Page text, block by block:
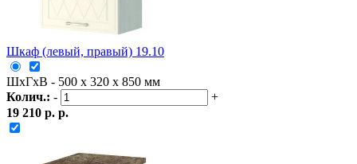
Шкаф (левый, правый) 19.10
ШxГxВ - 500 x 320 x 850 мм
Колич.: -
+
19 210 р. р.